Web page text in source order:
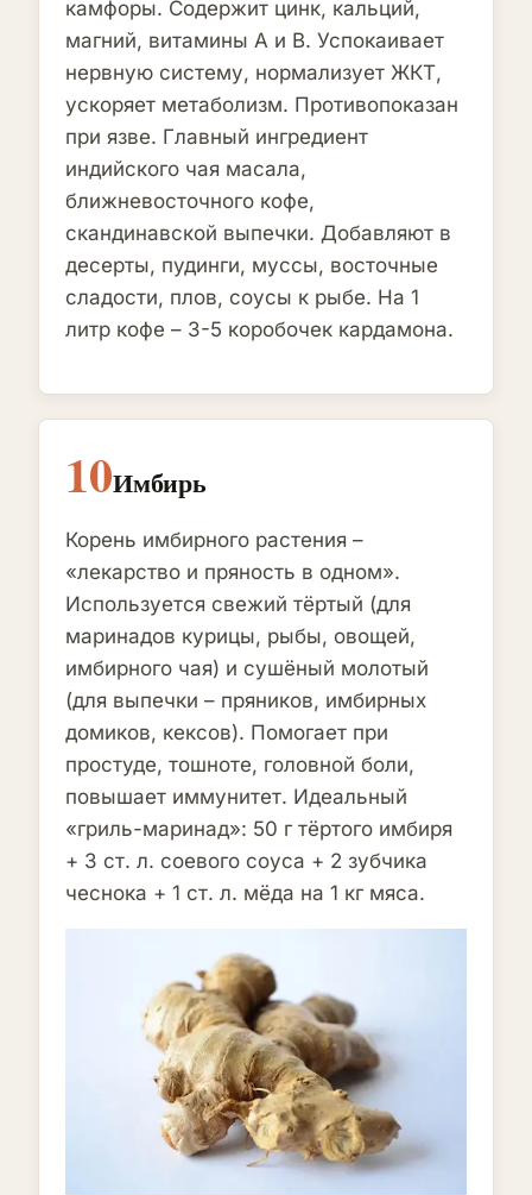
камфоры. Содержит цинк, кальций,
магний, витамины A и B. Успокаивает
нервную систему, нормализует ЖКТ,
ускоряет метаболизм. Противопоказан
при язве. Главный ингредиент
индийского чая масала,
ближневосточного кофе,
скандинавской выпечки. Добавляют в
десерты, пудинги, муссы, восточные
сладости, плов, соусы к рыбе. На 1
литр кофе – 3-5 коробочек кардамона.
10Имбирь
Корень имбирного растения –
«лекарство и пряность в одном».
Используется свежий тёртый (для
маринадов курицы, рыбы, овощей,
имбирного чая) и сушёный молотый
(для выпечки – пряников, имбирных
домиков, кексов). Помогает при
простуде, тошноте, головной боли,
повышает иммунитет. Идеальный
«гриль-маринад»: 50 г тёртого имбиря
+ 3 ст. л. соевого соуса + 2 зубчика
чеснока + 1 ст. л. мёда на 1 кг мяса.